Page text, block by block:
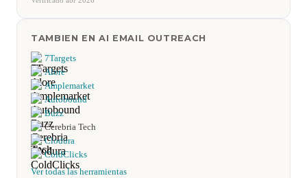
TAMBIEN EN AI EMAIL OUTREACH
7Targets
Alore
Amplemarket
Autobound
Buzz
Cerebria Tech
Clodura
ColdClicks
Ver todas las herramientas